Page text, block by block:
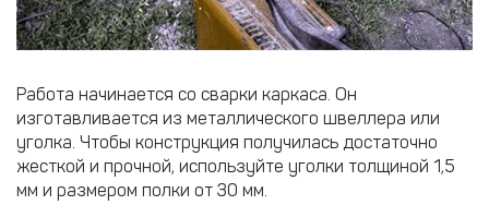
Работа начинается со сварки каркаса. Он
изготавливается из металлического швеллера или
уголка. Чтобы конструкция получилась достаточно
жесткой и прочной, используйте уголки толщиной 1,5
мм и размером полки от 30 мм.